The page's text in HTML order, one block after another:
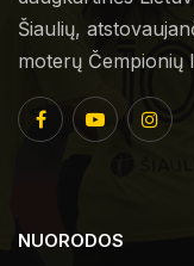
Šiaulių,
moterų Čempionių
NUORODOS